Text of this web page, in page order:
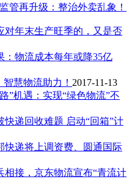
管再升级：整治外卖乱象！
对年末生产旺季的，又是否
：物流成本每年或降35亿
慧物流助力！ 2017-11-13
”机遇：实现“绿色物流”不
递回收难题 启动“回箱”计
快递将上调资费、圆通国际
相接，京东物流宣布“青流计